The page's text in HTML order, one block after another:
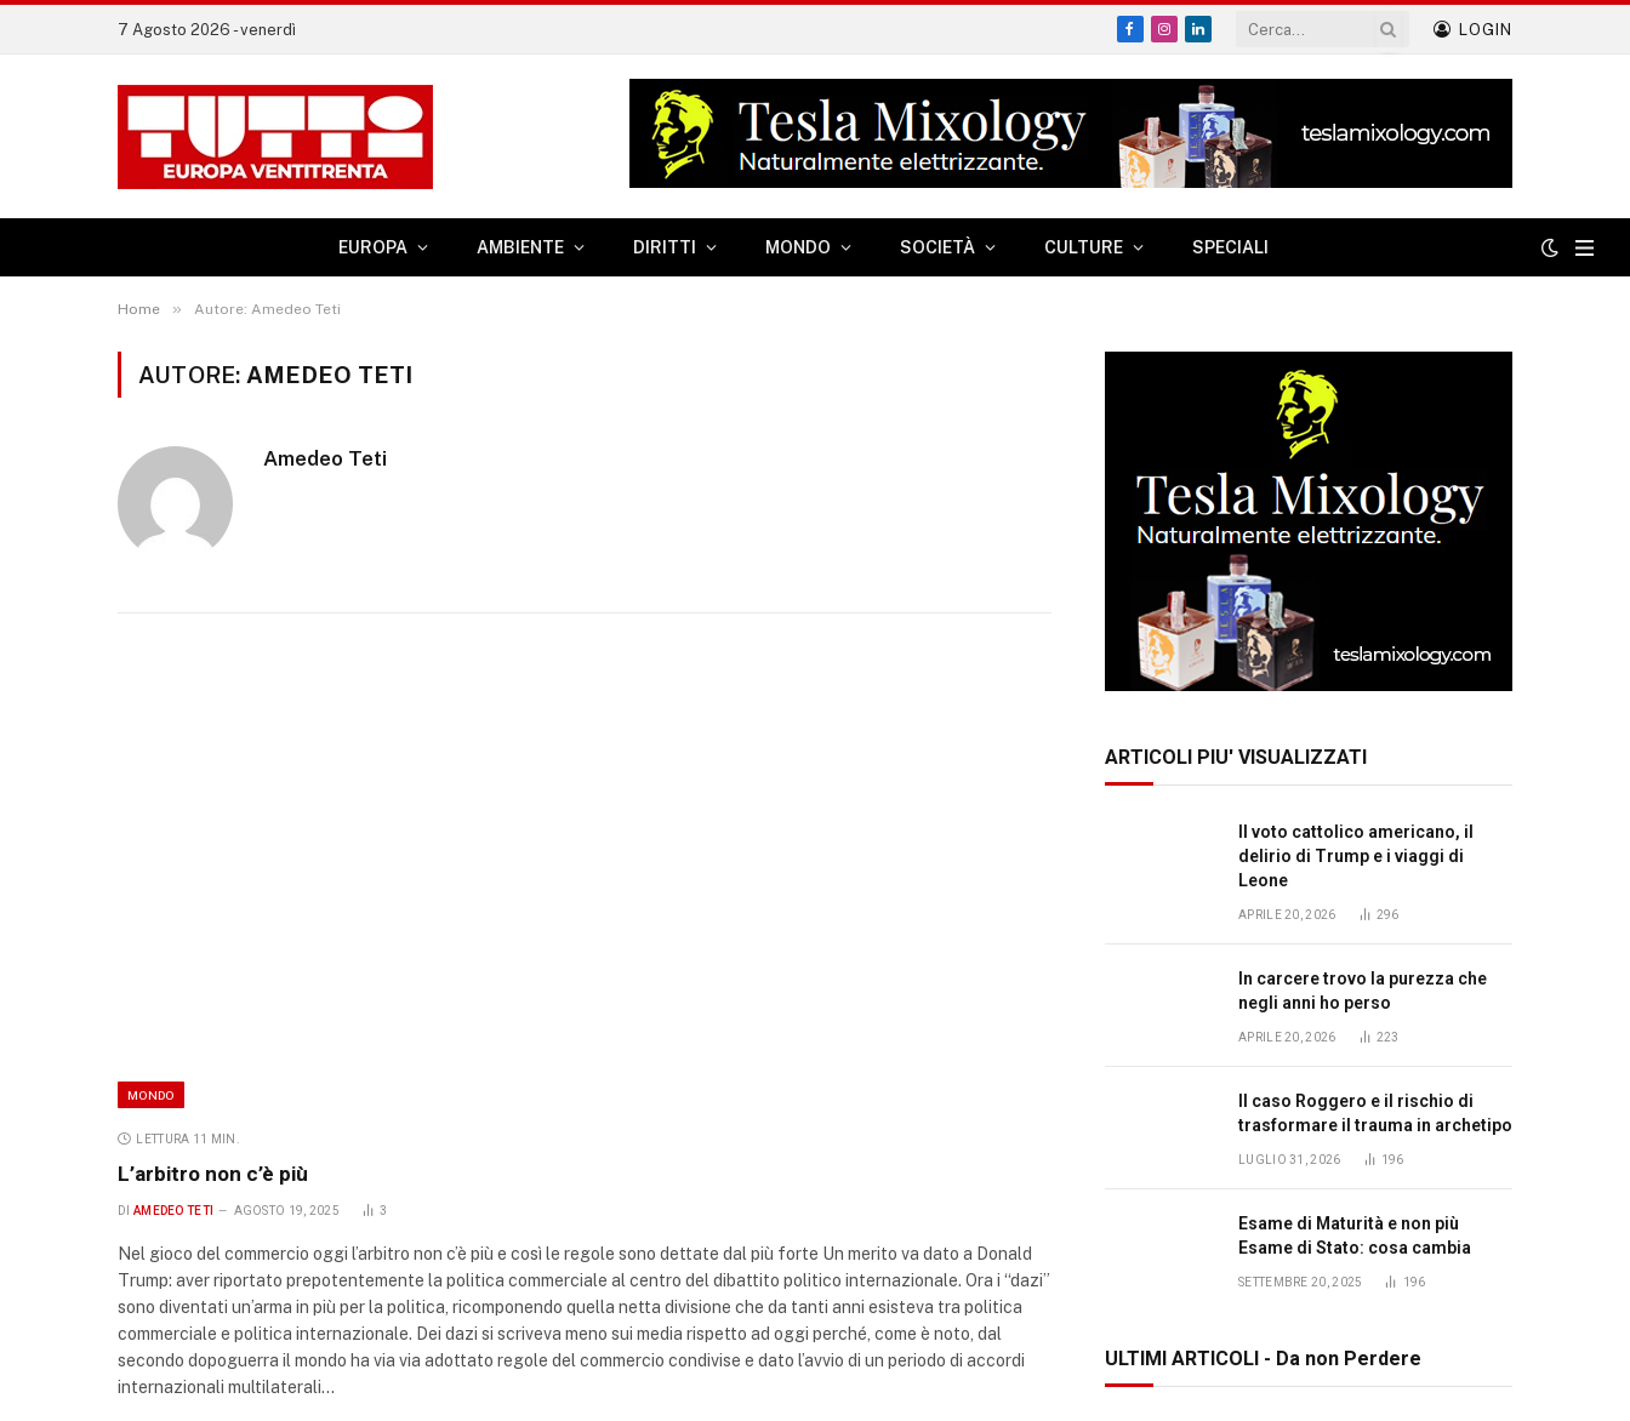
7 Agosto 2026 - venerdì
Facebook
Instagram
LinkedIn
LOGIN
EUROPA AMBIENTE DIRITTI MONDO SOCIETÀ CULTURE SPECIALI
Home » Autore: Amedeo Teti
AUTORE: AMEDEO TETI
Amedeo Teti
MONDO
LETTURA 11 MIN.
L’arbitro non c’è più
DI AMEDEO TETI AGOSTO 19, 2025 3
Nel gioco del commercio oggi l’arbitro non c’è più e così le regole sono dettate dal più forte Un merito va dato a Donald
Trump: aver riportato prepotentemente la politica commerciale al centro del dibattito politico internazionale. Ora i “dazi”
sono diventati un’arma in più per la politica, ricomponendo quella netta divisione che da tanti anni esisteva tra politica
commerciale e politica internazionale. Dei dazi si scriveva meno sui media rispetto ad oggi perché, come è noto, dal
secondo dopoguerra il mondo ha via via adottato regole del commercio condivise e dato l’avvio di un periodo di accordi
internazionali multilaterali…
ARTICOLI PIU' VISUALIZZATI
Il voto cattolico americano, il
delirio di Trump e i viaggi di
Leone
APRILE 20, 2026 296
In carcere trovo la purezza che
negli anni ho perso
APRILE 20, 2026 223
Il caso Roggero e il rischio di
trasformare il trauma in archetipo
LUGLIO 31, 2026 196
Esame di Maturità e non più
Esame di Stato: cosa cambia
SETTEMBRE 20, 2025 196
ULTIMI ARTICOLI - Da non Perdere